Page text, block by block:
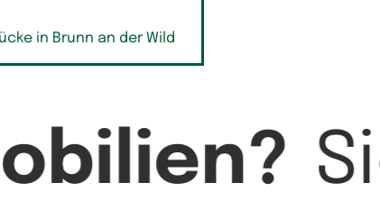
in Brunn an der Wild